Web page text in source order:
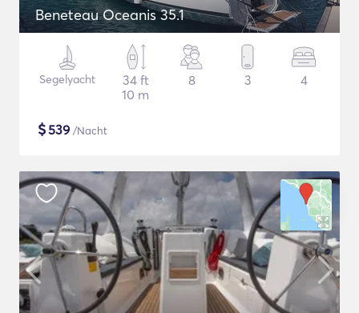
Beneteau Oceanis 35.1
Segelyacht
34 ft
10 m
8 3 4
$539 /Nacht